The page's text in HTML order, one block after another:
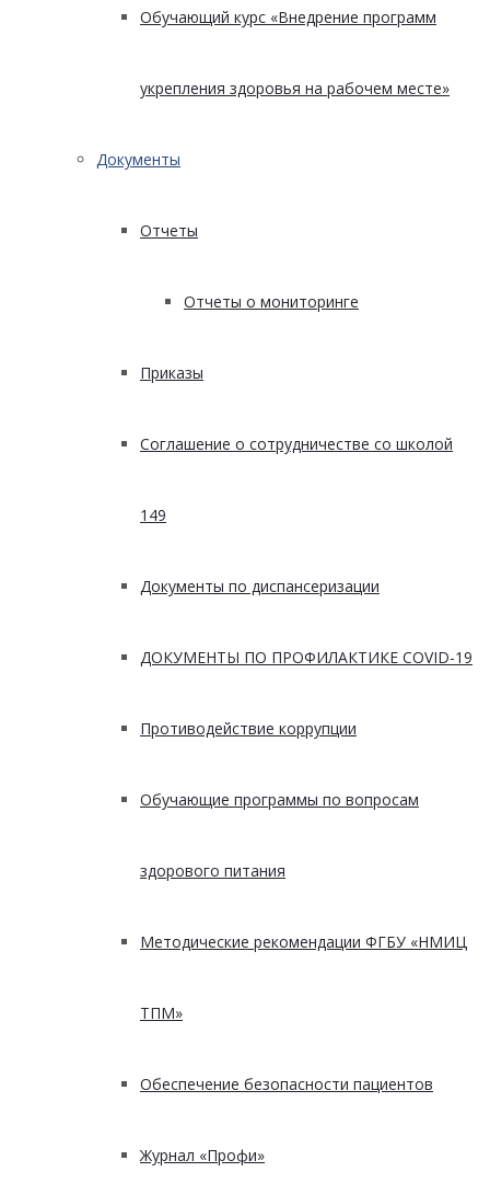
Обучающий курс «Внедрение программ
укрепления здоровья на рабочем месте»
Документы
Отчеты
Отчеты о мониторинге
Приказы
Соглашение о сотрудничестве со школой
149
Документы по диспансеризации
ДОКУМЕНТЫ ПО ПРОФИЛАКТИКЕ COVID-19
Противодействие коррупции
Обучающие программы по вопросам
здорового питания
Методические рекомендации ФГБУ «НМИЦ
ТПМ»
Обеспечение безопасности пациентов
Журнал «Профи»